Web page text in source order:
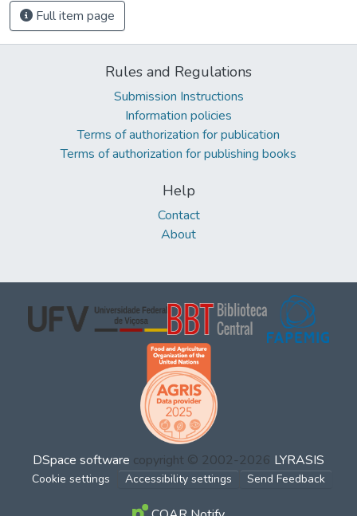
Full item page
Rules and Regulations
Submission Instructions
Information policies
Terms of authorization for publication
Terms of authorization for publishing books
Help
Contact
About
DSpace software copyright © 2002-2026 LYRASIS
Cookie settings Accessibility settings Send Feedback